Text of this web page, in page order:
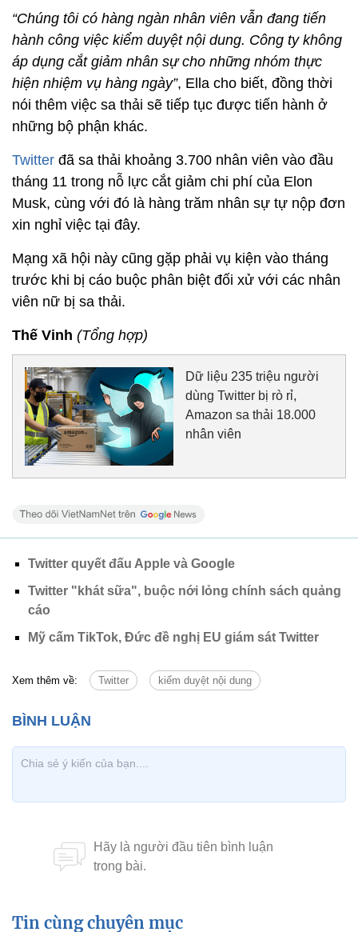
“Chúng tôi có hàng ngàn nhân viên vẫn đang tiến
hành công việc kiểm duyệt nội dung. Công ty không
áp dụng cắt giảm nhân sự cho những nhóm thực
hiện nhiệm vụ hàng ngày”, Ella cho biết, đồng thời
nói thêm việc sa thải sẽ tiếp tục được tiến hành ở
những bộ phận khác.
Twitter đã sa thải khoảng 3.700 nhân viên vào đầu
tháng 11 trong nỗ lực cắt giảm chi phí của Elon
Musk, cùng với đó là hàng trăm nhân sự tự nộp đơn
xin nghỉ việc tại đây.
Mạng xã hội này cũng gặp phải vụ kiện vào tháng
trước khi bị cáo buộc phân biệt đối xử với các nhân
viên nữ bị sa thải.
Thế Vinh (Tổng hợp)
Dữ liệu 235 triệu người
dùng Twitter bị rò rỉ,
Amazon sa thải 18.000
nhân viên
Twitter quyết đấu Apple và Google
Twitter "khát sữa", buộc nới lỏng chính sách quảng
cáo
Mỹ cấm TikTok, Đức đề nghị EU giám sát Twitter
Xem thêm về: Twitter kiểm duyệt nội dung
Tin cùng chuyên mục